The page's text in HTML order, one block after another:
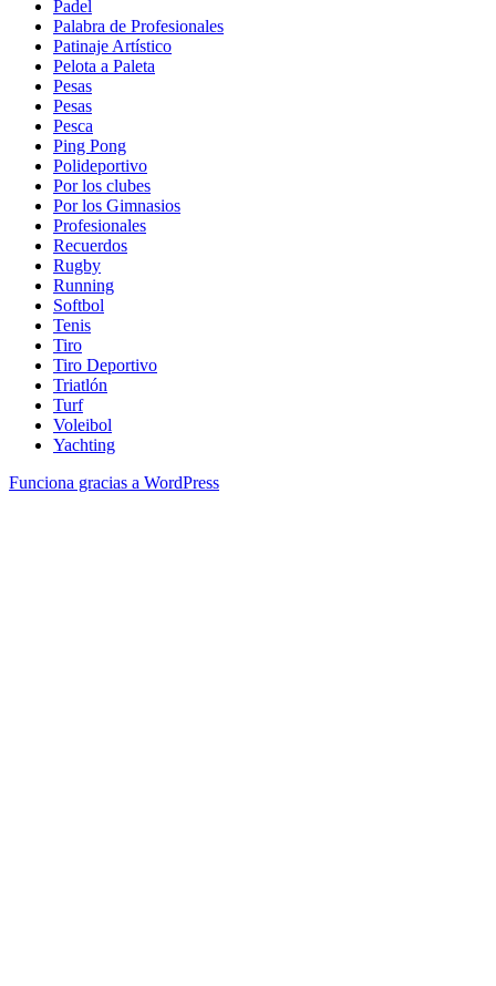
Padel
Palabra de Profesionales
Patinaje Artístico
Pelota a Paleta
Pesas
Pesas
Pesca
Ping Pong
Polideportivo
Por los clubes
Por los Gimnasios
Profesionales
Recuerdos
Rugby
Running
Softbol
Tenis
Tiro
Tiro Deportivo
Triatlón
Turf
Voleibol
Yachting
Funciona gracias a WordPress